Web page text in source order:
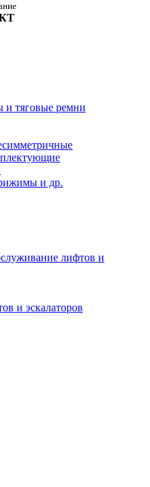
тяговые ремни
и др.
лифтов и
и эскалаторов